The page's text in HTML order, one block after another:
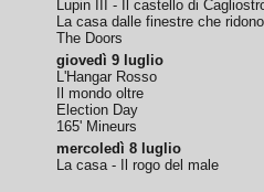
Lupin III - Il castello di
La casa dalle finestre che ridono
The Doors
giovedì 9 luglio
L'Hangar Rosso
Il mondo oltre
Election Day
165' Mineurs
mercoledì 8 luglio
La casa - Il rogo del male